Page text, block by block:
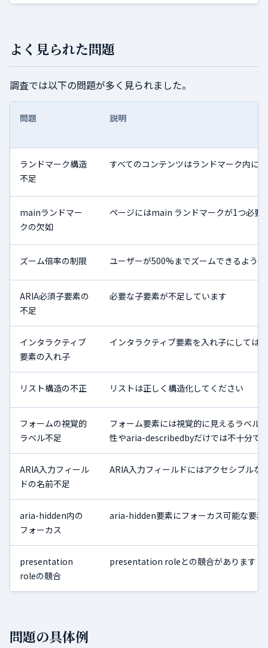
よく見られた問題
調査では以下の問題が多く見られました。
問題 説明
ランドマーク構造
不足
すべてのコンテンツはランドマーク内に
mainランドマー
クの欠如
ページにはmain ランドマークが1つ必要
ズーム倍率の制限 ユーザーが500%までズームできるよう
ARIA必須子要素の
不足
必要な子要素が不足しています
インタラクティブ
要素の入れ子
インタラクティブ要素を入れ子にしては
リスト構造の不正 リストは正しく構造化してください
フォームの視覚的
ラベル不足
フォーム要素には視覚的に見えるラベル
性やaria-describedbyだけでは不十分で
ARIA入力フィール
ドの名前不足
ARIA入力フィールドにはアクセシブルな
aria-hidden内の
フォーカス
aria-hidden要素にフォーカス可能な要素
presentation
roleの競合
presentation roleとの競合があります
問題の具体例